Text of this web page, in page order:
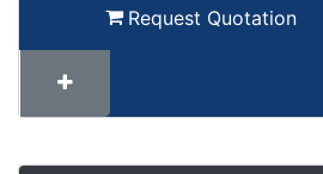
Request Quotation